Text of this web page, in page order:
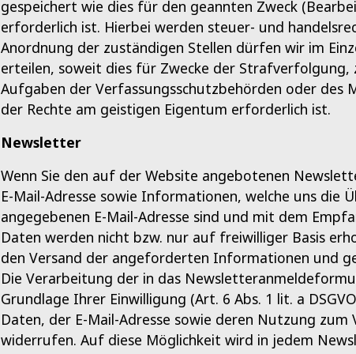
gespeichert wie dies für den geannten Zweck
erforderlich ist. Hierbei werden steuer- und
Anordnung der zuständigen Stellen dürfen wir im
erteilen, soweit dies für Zwecke der
Aufgaben der Verfassungsschutzbehörden oder des
der Rechte am geistigen Eigentum erforderlich ist.
Newsletter
Wenn Sie den auf der Website angebotenen
E-Mail-Adresse sowie Informationen, welche uns
angegebenen E-Mail-Adresse sind und mit dem
Daten werden nicht bzw. nur auf freiwilliger Basis
den Versand der angeforderten Informationen und
Die Verarbeitung der in das
Grundlage Ihrer Einwilligung (Art. 6 Abs. 1 lit. a
Daten, der E-Mail-Adresse sowie deren Nutzung
widerrufen. Auf diese Möglichkeit wird in jedem